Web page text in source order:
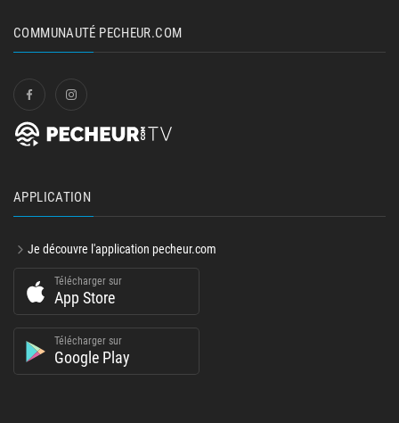
COMMUNAUTÉ PECHEUR.COM
APPLICATION
Je découvre l'application pecheur.com
Télécharger sur
App Store
Télécharger sur
Google Play